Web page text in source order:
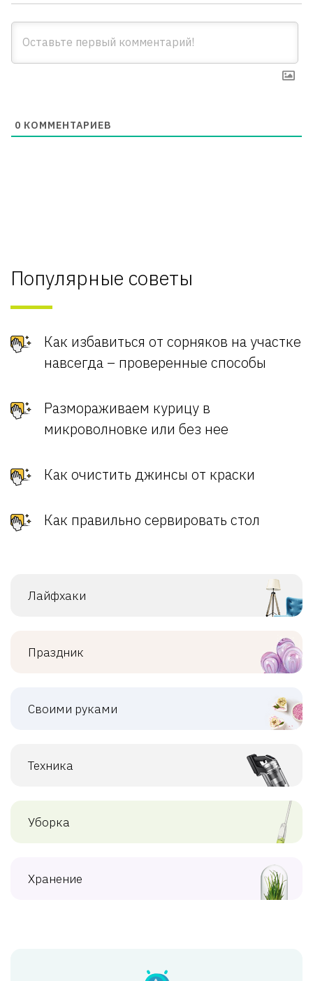
0 КОММЕНТАРИЕВ
Популярные советы
Как избавиться от сорняков на участке
навсегда – проверенные способы
Размораживаем курицу в
микроволновке или без нее
Как очистить джинсы от краски
Как правильно сервировать стол
Лайфхаки
Праздник
Своими руками
Техника
Уборка
Хранение